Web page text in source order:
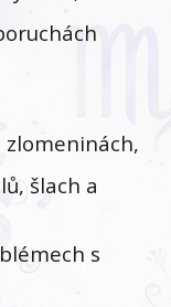
zlomeninách,
šlach a
s